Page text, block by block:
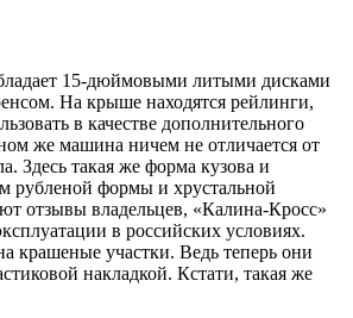
15-дюймовыми литыми дисками
На крыше находятся рейлинги,
в качестве дополнительного
же машина ничем не отличается от
Здесь такая же форма кузова и
рубленой формы и хрустальной
отзывы владельцев, «Калина-Кросс»
в российских условиях.
крашеные участки. Ведь теперь они
накладкой. Кстати, такая же